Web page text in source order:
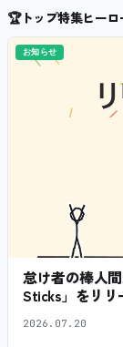
🏆トップ特集ヒーロ
お知らせ
怠け者の棒人
Sticks」をリリ
2026.07.20